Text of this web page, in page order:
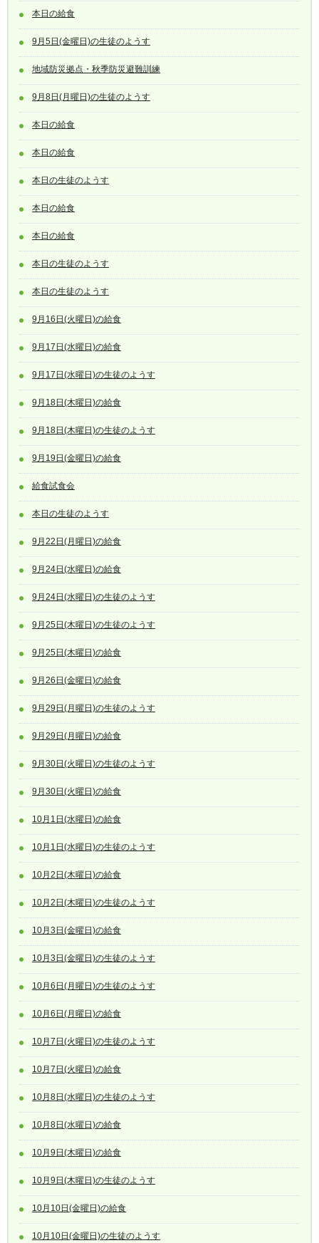
本日の給食
9月5日(金曜日)の生徒のようす
地域防災拠点・秋季防災避難訓練
9月8日(月曜日)の生徒のようす
本日の給食
本日の給食
本日の生徒のようす
本日の給食
本日の給食
本日の生徒のようす
本日の生徒のようす
9月16日(火曜日)の給食
9月17日(水曜日)の給食
9月17日(水曜日)の生徒のようす
9月18日(木曜日)の給食
9月18日(木曜日)の生徒のようす
9月19日(金曜日)の給食
給食試食会
本日の生徒のようす
9月22日(月曜日)の給食
9月24日(水曜日)の給食
9月24日(水曜日)の生徒のようす
9月25日(木曜日)の生徒のようす
9月25日(木曜日)の給食
9月26日(金曜日)の給食
9月29日(月曜日)の生徒のようす
9月29日(月曜日)の給食
9月30日(火曜日)の生徒のようす
9月30日(火曜日)の給食
10月1日(水曜日)の給食
10月1日(水曜日)の生徒のようす
10月2日(木曜日)の給食
10月2日(木曜日)の生徒のようす
10月3日(金曜日)の給食
10月3日(金曜日)の生徒のようす
10月6日(月曜日)の生徒のようす
10月6日(月曜日)の給食
10月7日(火曜日)の生徒のようす
10月7日(火曜日)の給食
10月8日(水曜日)の生徒のようす
10月8日(水曜日)の給食
10月9日(木曜日)の給食
10月9日(木曜日)の生徒のようす
10月10日(金曜日)の給食
10月10日(金曜日)の生徒のようす